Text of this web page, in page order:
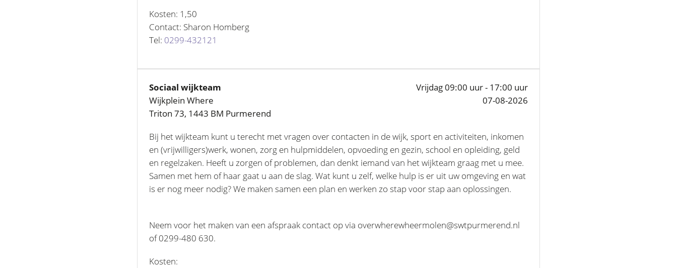
Kosten: 1,50
Contact: Sharon Homberg
Tel: 0299-432121
Sociaal wijkteam
Wijkplein Where
Triton 73, 1443 BM Purmerend
Vrijdag 09:00 uur - 17:00 uur
07-08-2026
Bij het wijkteam kunt u terecht met vragen over contacten in de wijk, sport en activiteiten, inkomen
en (vrijwilligers)werk, wonen, zorg en hulpmiddelen, opvoeding en gezin, school en opleiding, geld
en regelzaken. Heeft u zorgen of problemen, dan denkt iemand van het wijkteam graag met u mee.
Samen met hem of haar gaat u aan de slag. Wat kunt u zelf, welke hulp is er uit uw omgeving en wat
is er nog meer nodig? We maken samen een plan en werken zo stap voor stap aan oplossingen.
Neem voor het maken van een afspraak contact op via overwherewheermolen@swtpurmerend.nl
of 0299-480 630.
Kosten: